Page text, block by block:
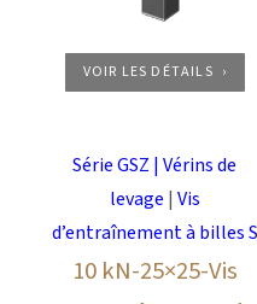
VOIR LES DÉTAILS
Série GSZ | Vérins de
levage | Vis
d’entraînement à billes S
10 kN-25×25-Vis